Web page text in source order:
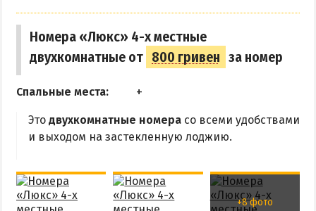
Номера «Люкс» 4-х местные
двухкомнатные от 800 гривен за номер
Спальные места:
Это двухкомнатные номера со всеми удобствами
и выходом на застекленную лоджию.
+8 фото